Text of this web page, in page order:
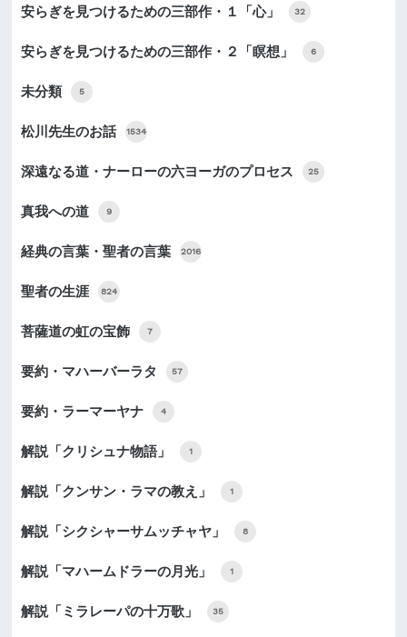
安らぎを見つけるための三部作・１「心」 32
安らぎを見つけるための三部作・２「瞑想」 6
未分類 5
松川先生のお話 1534
深遠なる道・ナーローの六ヨーガのプロセス 25
真我への道 9
経典の言葉・聖者の言葉 2016
聖者の生涯 824
菩薩道の虹の宝飾 7
要約・マハーバーラタ 57
要約・ラーマーヤナ 4
解説「クリシュナ物語」 1
解説「クンサン・ラマの教え」 1
解説「シクシャーサムッチャヤ」 8
解説「マハームドラーの月光」 1
解説「ミラレーパの十万歌」 35